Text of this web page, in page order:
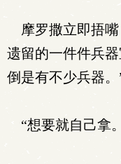
摩罗撒立即捂嘴
遗留的一件件兵
倒是有不少兵器。
“想要就自己拿